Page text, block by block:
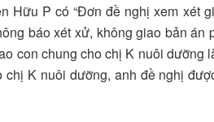
Hữu P có “Đơn đề nghị xem xét
báo xét xử, không giao bản
con chung cho chị K nuôi dưỡng
chị K nuôi dưỡng, anh đề nghị